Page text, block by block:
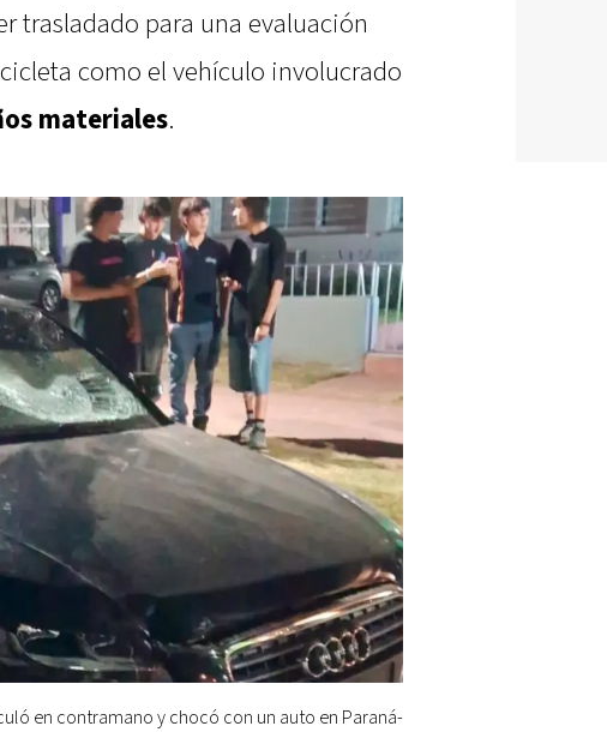
trasladado para una evaluación
como el vehículo involucrado
materiales.
en contramano y chocó con un auto en Paraná-